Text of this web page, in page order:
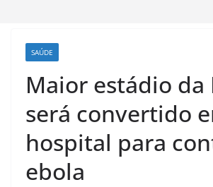
SAÚDE
Maior estádio da
será convertido
hospital para
ebola